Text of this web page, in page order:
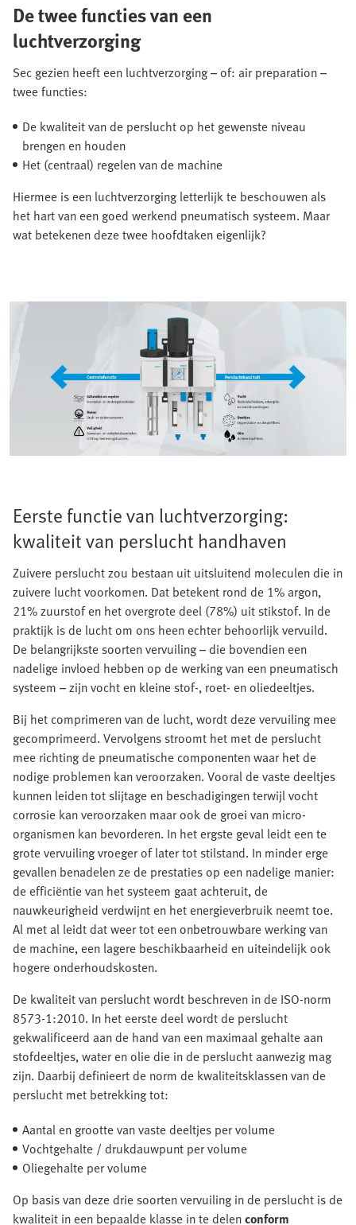
De twee functies van een
luchtverzorging
Sec gezien heeft een luchtverzorging – of: air preparation –
twee functies:
De kwaliteit van de perslucht op het gewenste niveau
brengen en houden
Het (centraal) regelen van de machine
Hiermee is een luchtverzorging letterlijk te beschouwen als
het hart van een goed werkend pneumatisch systeem. Maar
wat betekenen deze twee hoofdtaken eigenlijk?
Eerste functie van luchtverzorging:
kwaliteit van perslucht handhaven
Zuivere perslucht zou bestaan uit uitsluitend moleculen die in
zuivere lucht voorkomen. Dat betekent rond de 1% argon,
21% zuurstof en het overgrote deel (78%) uit stikstof. In de
praktijk is de lucht om ons heen echter behoorlijk vervuild.
De belangrijkste soorten vervuiling – die bovendien een
nadelige invloed hebben op de werking van een pneumatisch
systeem – zijn vocht en kleine stof-, roet- en oliedeeltjes.
Bij het comprimeren van de lucht, wordt deze vervuiling mee
gecomprimeerd. Vervolgens stroomt het met de perslucht
mee richting de pneumatische componenten waar het de
nodige problemen kan veroorzaken. Vooral de vaste deeltjes
kunnen leiden tot slijtage en beschadigingen terwijl vocht
corrosie kan veroorzaken maar ook de groei van micro-
organismen kan bevorderen. In het ergste geval leidt een te
grote vervuiling vroeger of later tot stilstand. In minder erge
gevallen benadelen ze de prestaties op een nadelige manier:
de efficiëntie van het systeem gaat achteruit, de
nauwkeurigheid verdwijnt en het energieverbruik neemt toe.
Al met al leidt dat weer tot een onbetrouwbare werking van
de machine, een lagere beschikbaarheid en uiteindelijk ook
hogere onderhoudskosten.
De kwaliteit van perslucht wordt beschreven in de ISO-norm
8573-1:2010. In het eerste deel wordt de perslucht
gekwalificeerd aan de hand van een maximaal gehalte aan
stofdeeltjes, water en olie die in de perslucht aanwezig mag
zijn. Daarbij definieert de norm de kwaliteitsklassen van de
perslucht met betrekking tot:
Aantal en grootte van vaste deeltjes per volume
Vochtgehalte / drukdauwpunt per volume
Oliegehalte per volume
Op basis van deze drie soorten vervuiling in de perslucht is de
kwaliteit in een bepaalde klasse in te delenconform